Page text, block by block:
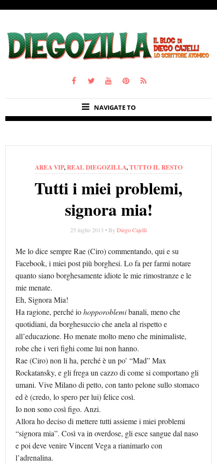
NAVIGATE TO
AREA VIP,REAL DIEGOZILLA,TUTTO IL RESTO
Tutti i miei problemi,
signora mia!
25 luglio 2013 • By Diego Cajelli
Me lo dice sempre Rae (Ciro) commentando, qui e su
Facebook, i miei post più borghesi. Lo fa per farmi notare
quanto siano borghesamente idiote le mie rimostranze e le
mie menate.
Eh, Signora Mia!
Ha ragione, perché iohopporoblemibanali, meno che
quotidiani, da borghesuccio che anela al rispetto e
all’educazione. Ho menate molto meno che minimaliste,
robe che i veri fighi come lui non hanno.
Rae (Ciro) non li ha, perché è un po’ “Mad” Max
Rockatansky, e gli frega un cazzo di come si comportano gli
umani. Vive Milano di petto, con tanto pelone sullo stomaco
ed è (credo, lo spero per lui) felice così.
Io non sono così figo. Anzi.
Allora ho deciso di mettere tutti assieme i miei problemi
“signora mia”. Così va in overdose, gli esce sangue dal naso
e poi deve venire Vincent Vega a rianimarlo con
l’adrenalina.